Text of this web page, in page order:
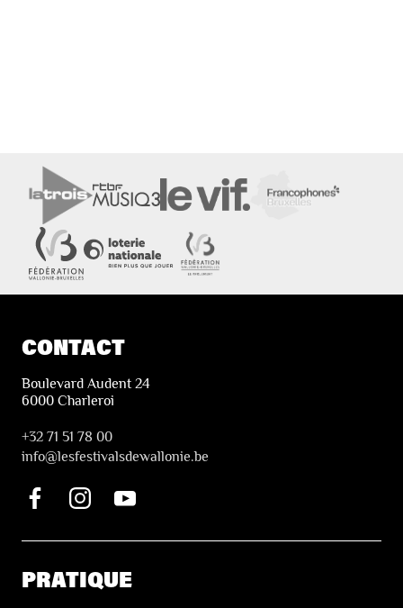
CONTACT
Boulevard Audent 24
6000 Charleroi
+32 71 51 78 00
info@lesfestivalsdewallonie.be
PRATIQUE